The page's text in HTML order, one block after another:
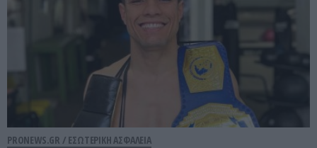
PRONEWS.GR / ΕΣΩΤΕΡΙΚΗ ΑΣΦΑΛΕΙΑ